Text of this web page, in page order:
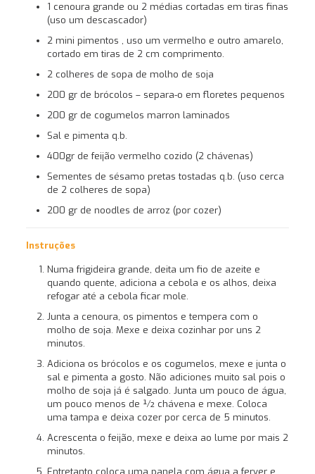
1 cenoura grande ou 2 médias cortadas em tiras finas
(uso um descascador)
2 mini pimentos , uso um vermelho e outro amarelo,
cortado em tiras de 2 cm comprimento.
2 colheres de sopa de molho de soja
200 gr de brócolos – separa-o em floretes pequenos
200 gr de cogumelos marron laminados
Sal e pimenta q.b.
400gr de feijão vermelho cozido (2 chávenas)
Sementes de sésamo pretas tostadas q.b. (uso cerca
de 2 colheres de sopa)
200 gr de noodles de arroz (por cozer)
Instruções
Numa frigideira grande, deita um fio de azeite e
quando quente, adiciona a cebola e os alhos, deixa
refogar até a cebola ficar mole.
Junta a cenoura, os pimentos e tempera com o
molho de soja. Mexe e deixa cozinhar por uns 2
minutos.
Adiciona os brócolos e os cogumelos, mexe e junta o
sal e pimenta a gosto. Não adiciones muito sal pois o
molho de soja já é salgado. Junta um pouco de água,
um pouco menos de ½ chávena e mexe. Coloca
uma tampa e deixa cozer por cerca de 5 minutos.
Acrescenta o feijão, mexe e deixa ao lume por mais 2
minutos.
Entretanto coloca uma panela com água a ferver e